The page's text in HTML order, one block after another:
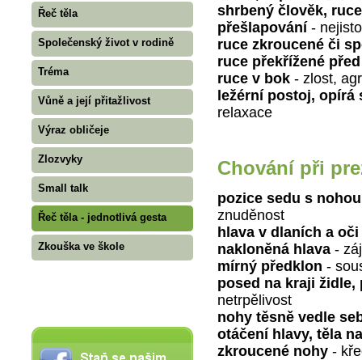
Řeč těla
Společenský život v rodině
Tréma
Vůně a její přitažlivost
Výraz obličeje
Zlozvyky
Small talk
Řeč těla - jednotlivá gesta
Zkouška ve škole
shrbený člověk,
přešlapování -
ruce zkroucené či
ruce překřížené
ruce v bok - zlost,
ležérní postoj, opírá
relaxace
Chování při
pozice sedu s
znuděnost
hlava v dlaních a
nakloněná hlava -
mírný předklon -
posed na kraji
netrpělivost
nohy těsně vedle
otáčení hlavy, těla
zkroucené nohy -